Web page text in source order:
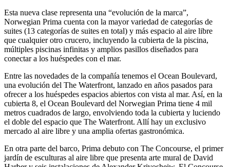
Esta nueva clase representa una “evolución de la marca”,
Norwegian Prima cuenta con la mayor variedad de categorías de
suites (13 categorías de suites en total) y más espacio al aire libre
que cualquier otro crucero, incluyendo la cubierta de la piscina,
múltiples piscinas infinitas y amplios pasillos diseñados para
conectar a los huéspedes con el mar.
Entre las novedades de la compañía tenemos el Ocean Boulevard,
una evolución del The Waterfront, lanzado en años pasados para
ofrecer a los huéspedes espacios abiertos con vista al mar. Así, en la
cubierta 8, el Ocean Boulevard del Norwegian Prima tiene 4 mil
metros cuadrados de largo, envolviendo toda la cubierta y luciendo
el doble del espacio que The Waterfront. Allí hay un exclusivo
mercado al aire libre y una amplia ofertas gastronómica.
En otra parte del barco, Prima debuto con The Concourse, el primer
jardín de esculturas al aire libre que presenta arte mural de David